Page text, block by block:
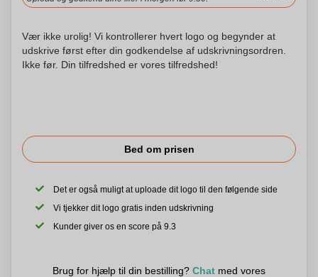
Vær ikke urolig! Vi kontrollerer hvert logo og begynder at
udskrive først efter din godkendelse af udskrivningsordren.
Ikke før. Din tilfredshed er vores tilfredshed!
Bed om prisen
Det er også muligt at uploade dit logo til den følgende side
Vi tjekker dit logo gratis inden udskrivning
Kunder giver os en score på 9.3
Brug for hjælp til din bestilling? Chat med vores